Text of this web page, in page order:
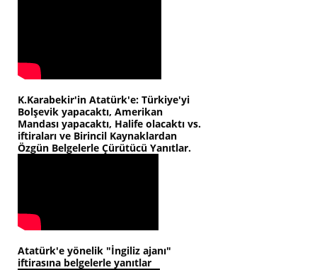
K.Karabekir'in Atatürk'e: Türkiye'yi
Bolşevik yapacaktı, Amerikan
Mandası yapacaktı, Halife olacaktı vs.
iftiraları ve Birincil Kaynaklardan
Özgün Belgelerle Çürütücü Yanıtlar.
Atatürk'e yönelik "İngiliz ajanı"
iftirasına belgelerle yanıtlar